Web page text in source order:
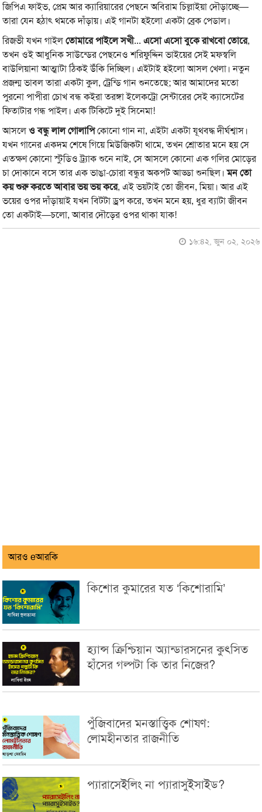
জিপিএ ফাইভ, প্রেম আর ক্যারিয়ারের পেছনে অবিরাম চিল্লাইয়া দৌড়াচ্ছে—
তারা যেন হঠাৎ থমকে দাঁড়ায়। এই গানটা হইলো একটা ব্রেক পেডাল।
রিজভী যখন গাইলতোমারে পাইলে সখী...এসো এসো বুকে রাখবো তোরে,
তখন ওই আধুনিক সাউন্ডের পেছনেও শরিফুদ্দিন ভাইয়ের সেই মফস্বলি
বাউলিয়ানা আত্মাটা ঠিকই উঁকি দিচ্ছিল। এইটাই হইলো আসল খেলা। নতুন
প্রজন্ম ভাবল তারা একটা কুল, ট্রেন্ডি গান শুনতেছে; আর আমাদের মতো
পুরনো পাপীরা চোখ বন্ধ কইরা তরঙ্গা ইলেকট্রো সেন্টারের সেই ক্যাসেটের
ফিতাটার গন্ধ পাইল। এক টিকিটে দুই সিনেমা!
আসলেও বন্ধু লাল গোলাপিকোনো গান না, এইটা একটা যূথবদ্ধ দীর্ঘশ্বাস।
যখন গানের একদম শেষে গিয়ে মিউজিকটা থামে, তখন শ্রোতার মনে হয় সে
এতক্ষণ কোনো স্টুডিও ট্র্যাক শুনে নাই, সে আসলে কোনো এক গলির মোড়ের
চা দোকানে বসে তার এক ভাঙা-চোরা বন্ধুর অকপট আড্ডা শুনছিল।মন তো
কয় শুরু করতে আবার ভয় ভয় করে, এই ভয়টাই তো জীবন, মিয়া। আর এই
ভয়ের ওপর দাঁড়ায়াই যখন বিটটা ড্রপ করে, তখন মনে হয়, ধুর ব্যাটা জীবন
তো একটাই—চলো, আবার দৌড়ের ওপর থাকা যাক!
১৬:৪২, জুন ০২, ২০২৬
আরও eআরকি
কিশোর কুমারের যত ‘কিশোরামি’
হ্যান্স ক্রিশ্চিয়ান অ্যান্ডারসনের কুৎসিত
হাঁসের গল্পটা কি তার নিজের?
পুঁজিবাদের মনস্তাত্ত্বিক শোষণ:
লোমহীনতার রাজনীতি
প্যারাসেইলিং না প্যারাসুইসাইড?